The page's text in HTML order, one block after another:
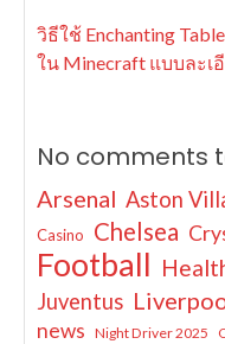
วิธีใช้ Enchanting
ใน Minecraft แบบละเ
No comments
Arsenal Aston
Casino Chelsea
Football
Juventus
news Night Driver 2025